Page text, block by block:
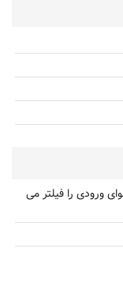
ورودی را فیلتر می